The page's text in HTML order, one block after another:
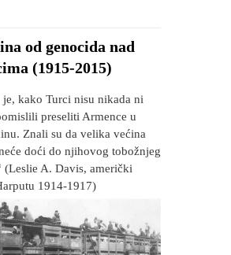
od genocida nad
(1915-2015)
je, kako Turci nisu nikada ni
preseliti Armence u
Znali su da velika većina
doći do njihovog tobožnjeg
(Leslie A. Davis, američki
1914-1917)